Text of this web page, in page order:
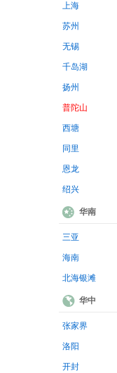
上海
苏州
无锡
千岛湖
扬州
普陀山
西塘
同里
恩龙
绍兴
华南
三亚
海南
北海银滩
华中
张家界
洛阳
开封